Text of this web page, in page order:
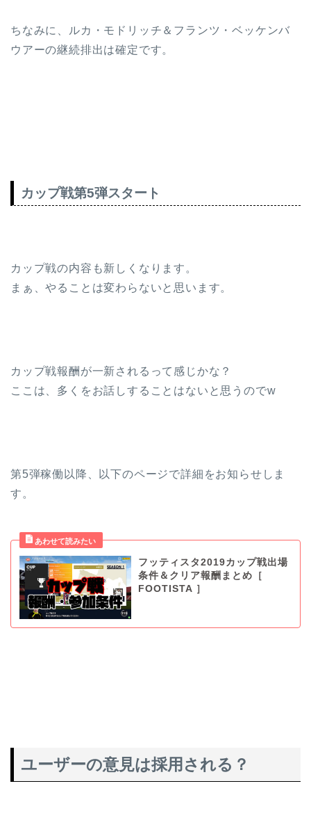
ちなみに、ルカ・モドリッチ＆フランツ・ベッケンバ
ウアーの継続排出は確定です。
カップ戦第5弾スタート
カップ戦の内容も新しくなります。
まぁ、やることは変わらないと思います。
カップ戦報酬が一新されるって感じかな？
ここは、多くをお話しすることはないと思うのでw
第5弾稼働以降、以下のページで詳細をお知らせしま
す。
フッティスタ2019カップ戦出場
条件＆クリア報酬まとめ［
FOOTISTA ］
ユーザーの意見は採用される？